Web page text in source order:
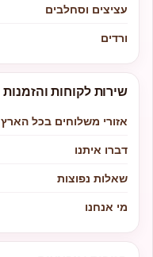
עציצים וסחלבים
ורדים
שירות לקוחות והזמנות
אזורי משלוחים בכל הארץ
דברו איתנו
שאלות נפוצות
מי אנחנו